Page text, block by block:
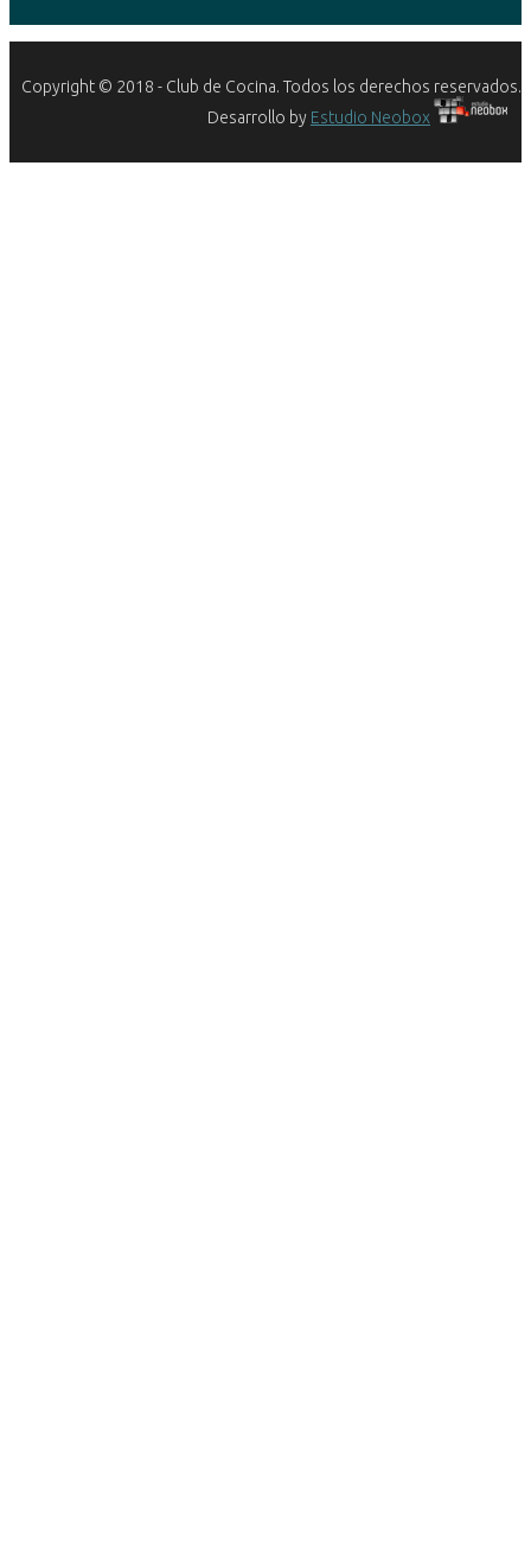
Copyright © 2018 - Club de Cocina. Todos los derechos reservados.
Desarrollo by Estudio Neobox